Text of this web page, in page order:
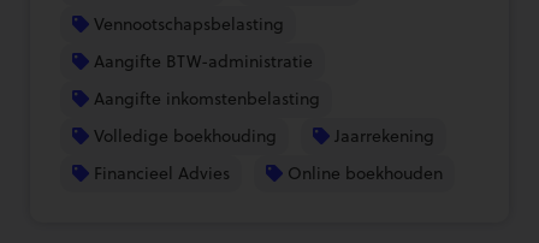
Vennootschapsbelasting
Aangifte BTW-administratie
Aangifte inkomstenbelasting
Volledige boekhouding
Jaarrekening
Financieel Advies
Online boekhouden